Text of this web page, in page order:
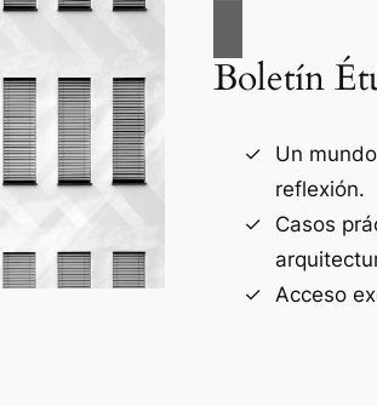
Boletín
Un
reflexión.
Casos
Acceso